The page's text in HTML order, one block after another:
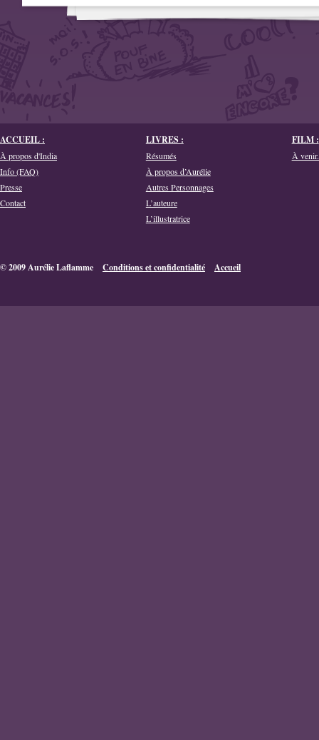
ACCUEIL :
À propos d'India
Info (FAQ)
Presse
Contact
LIVRES :
Résumés
À propos d’Aurélie
Autres Personnages
L’auteure
L’illustratrice
FILM :
À
© 2009 Aurélie Laflamme Conditions et confidentialité Accueil